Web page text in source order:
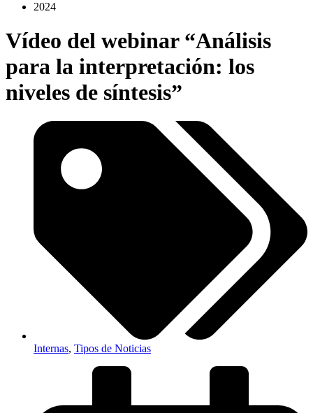
2024
Vídeo del webinar “Análisis
para la interpretación: los
niveles de síntesis”
Internas, Tipos de Noticias